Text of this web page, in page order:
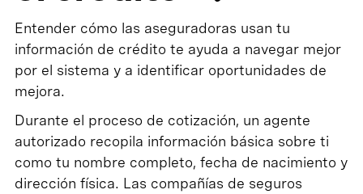
Entender cómo las aseguradoras usan tu
información de crédito te ayuda a navegar mejor
por el sistema y a identificar oportunidades de
mejora.
Durante el proceso de cotización, un agente
autorizado recopila información básica sobre ti
como tu nombre completo, fecha de nacimiento y
dirección física. Las compañías de seguros